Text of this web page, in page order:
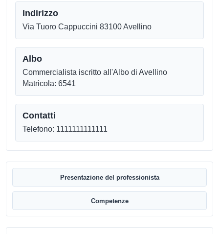
Indirizzo
Via Tuoro Cappuccini 83100 Avellino
Albo
Commercialista iscritto all'Albo di Avellino
Matricola: 6541
Contatti
Telefono: 1111111111111
Presentazione del professionista
Competenze